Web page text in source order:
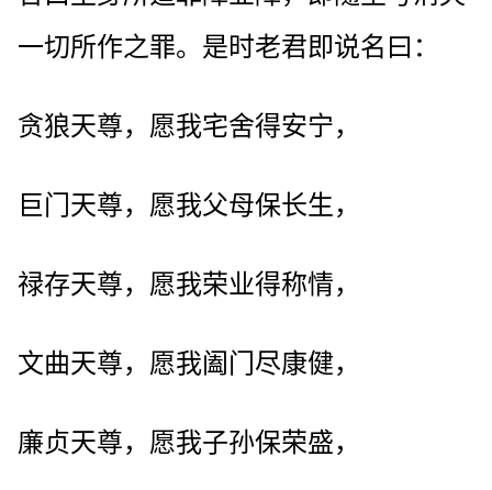
一切所作之罪。是时老君即说名曰：
贪狼天尊，愿我宅舍得安宁，
巨门天尊，愿我父母保长生，
禄存天尊，愿我荣业得称情，
文曲天尊，愿我阖门尽康健，
廉贞天尊，愿我子孙保荣盛，